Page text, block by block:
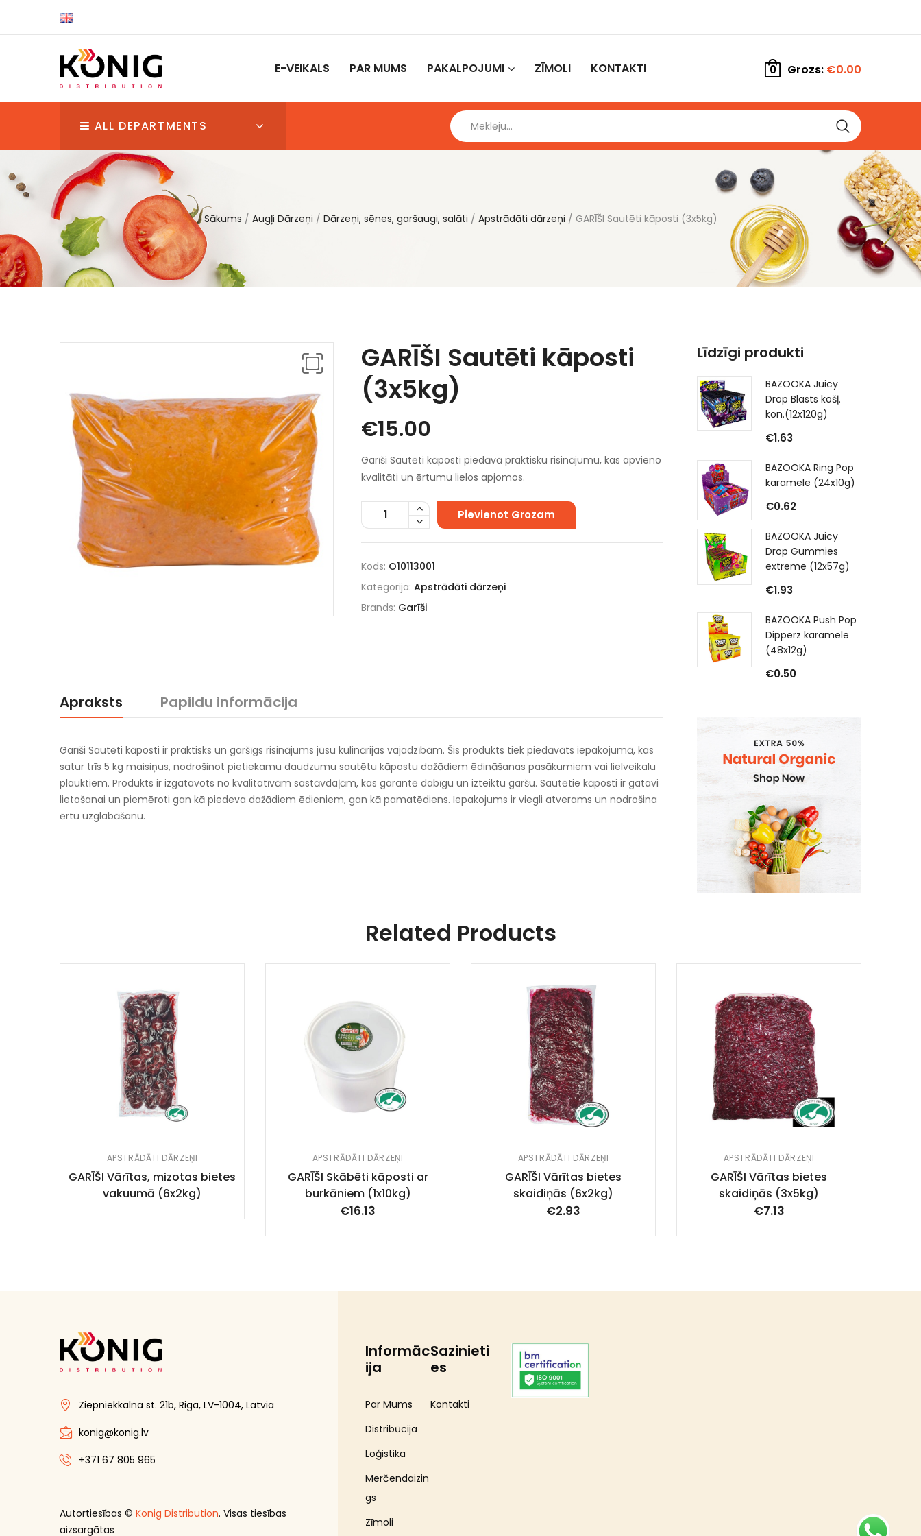
E-VEIKALS PAR MUMS PAKALPOJUMI ZĪMOLI KONTAKTI 0 Grozs: €0.00
ALL DEPARTMENTS
Sākums Augļi Dārzeņi Dārzeņi, sēnes, garšaugi, salāti Apstrādāti dārzeņi GARĪŠI Sautēti kāposti (3x5kg)
GARĪŠI Sautēti kāposti
(3x5kg)
€15.00
Garīši Sautēti kāposti piedāvā praktisku risinājumu, kas apvieno
kvalitāti un ērtumu lielos apjomos.
Pievienot Grozam
Kods: O10113001
Kategorija: Apstrādāti dārzeņi
Brands: Garīši
Apraksts Papildu informācija
Garīši Sautēti kāposti ir praktisks un garšīgs risinājums jūsu kulinārijas vajadzībām. Šis produkts tiek piedāvāts iepakojumā, kas
satur trīs 5 kg maisiņus, nodrošinot pietiekamu daudzumu sautētu kāpostu dažādiem ēdināšanas pasākumiem vai lielveikalu
plauktiem. Produkts ir izgatavots no kvalitatīvām sastāvdaļām, kas garantē dabīgu un izteiktu garšu. Sautētie kāposti ir gatavi
lietošanai un piemēroti gan kā piedeva dažādiem ēdieniem, gan kā pamatēdiens. Iepakojums ir viegli atverams un nodrošina
ērtu uzglabāšanu.
Līdzīgi produkti
BAZOOKA Juicy
Drop Blasts košļ.
kon.(12x120g)
€1.63
BAZOOKA Ring Pop
karamele (24x10g)
€0.62
BAZOOKA Juicy
Drop Gummies
extreme (12x57g)
€1.93
BAZOOKA Push Pop
Dipperz karamele
(48x12g)
€0.50
Related Products
APSTRĀDĀTI DĀRZEŅI
GARĪŠI Vārītas, mizotas bietes
vakuumā (6x2kg)
APSTRĀDĀTI DĀRZEŅI
GARĪŠI Skābēti kāposti ar
burkāniem (1x10kg)
€16.13
APSTRĀDĀTI DĀRZEŅI
GARĪŠI Vārītas bietes
skaidiņās (6x2kg)
€2.93
APSTRĀDĀTI DĀRZEŅI
GARĪŠI Vārītas bietes
skaidiņās (3x5kg)
€7.13
Ziepniekkalna st. 21b, Riga, LV-1004, Latvia
konig@konig.lv
+371 67 805 965
Autortiesības © Konig Distribution. Visas tiesības
aizsargātas
Informāc
ija
Par Mums
Distribūcija
Loģistika
Merčendaizin
gs
Zīmoli
Sazinieti
es
Kontakti